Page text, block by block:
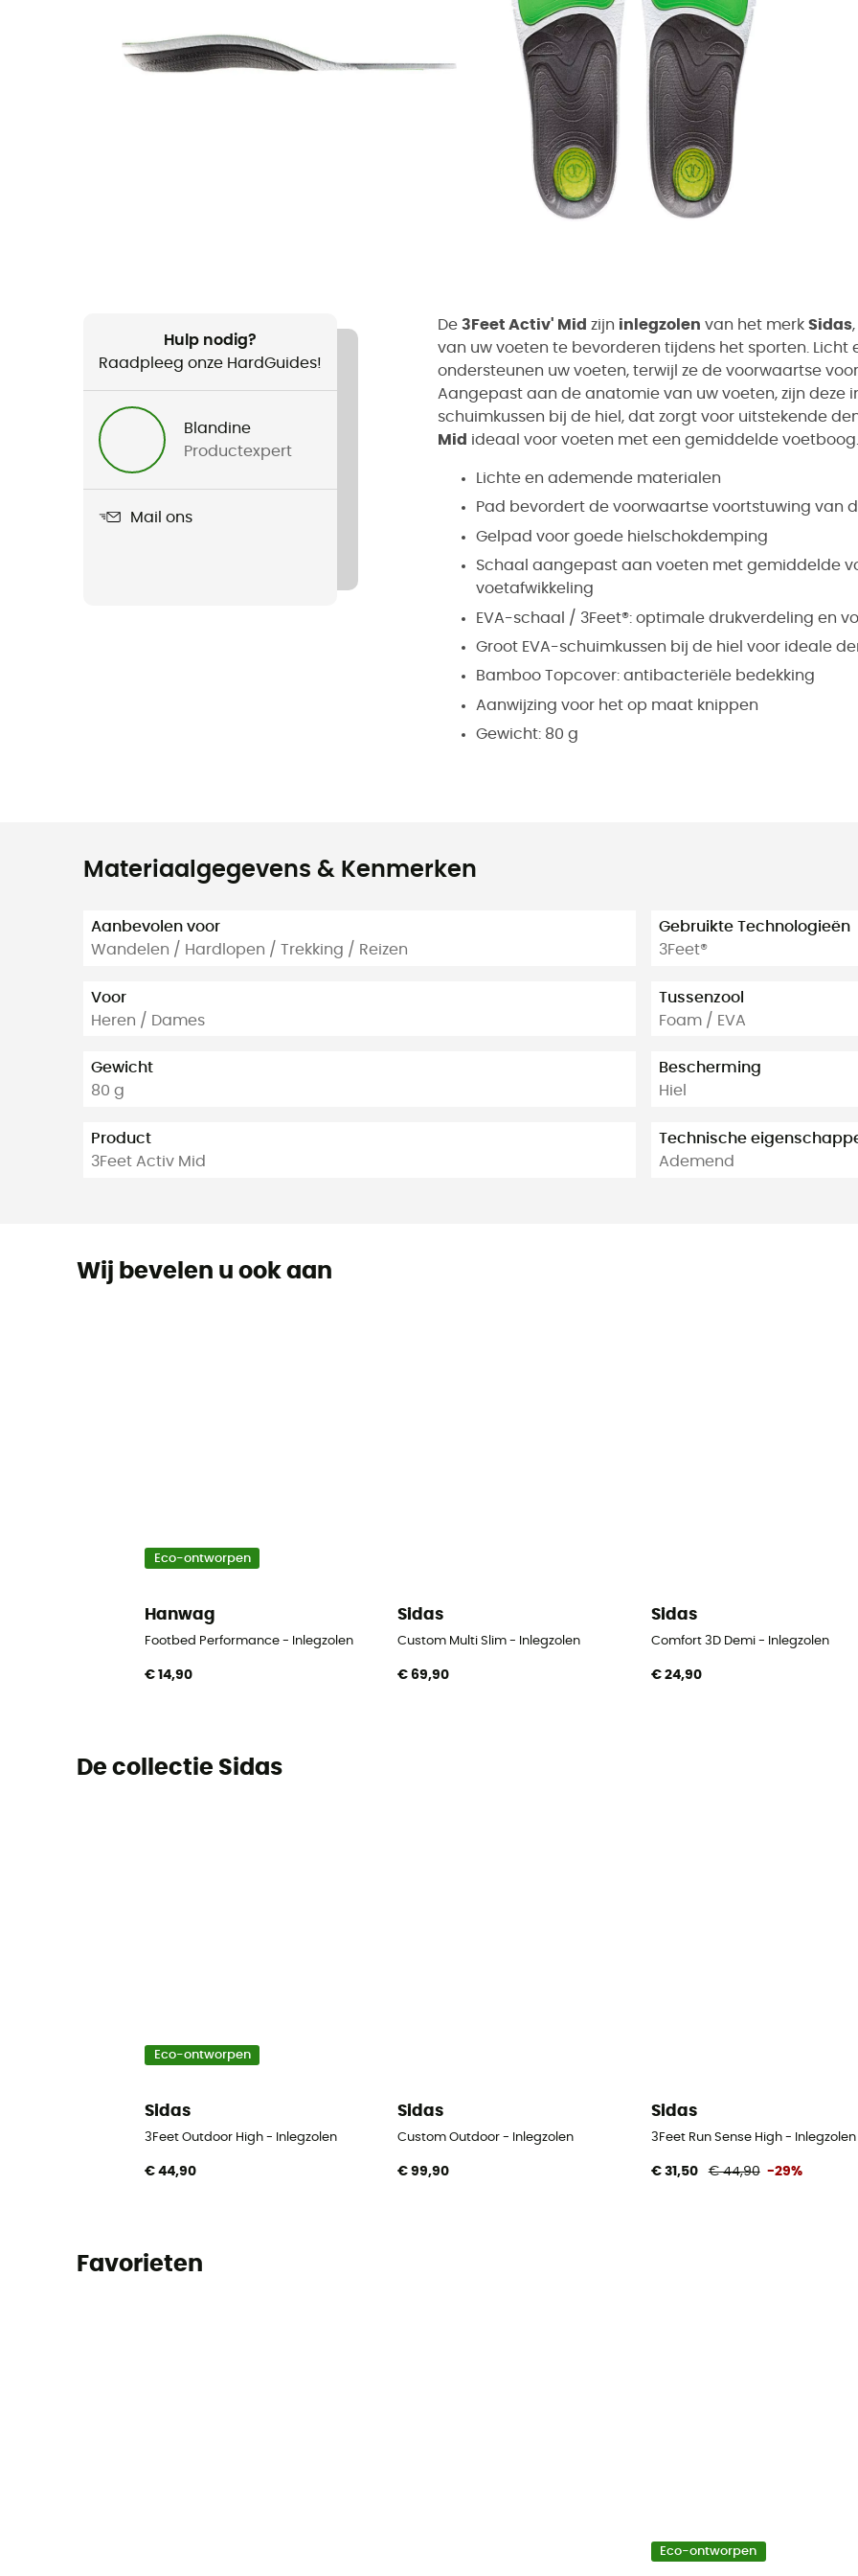
Hulp nodig?
Raadpleeg onze HardGuides!
Blandine
Productexpert
Mail ons
De 3Feet Activ' Mid zijn inlegzolen van het merk Sidas
van uw voeten te bevorderen tijdens het sporten. Licht
ondersteunen uw voeten, terwijl ze de voorwaartse
Aangepast aan de anatomie van uw voeten, zijn deze
schuimkussen bij de hiel, dat zorgt voor uitstekende
Mid ideaal voor voeten met een gemiddelde voetboog.
Lichte en ademende materialen
Pad bevordert de voorwaartse voortstuwing van
Gelpad voor goede hielschokdemping
Schaal aangepast aan voeten met gemiddelde
voetafwikkeling
EVA-schaal / 3Feet®: optimale drukverdeling en
Groot EVA-schuimkussen bij de hiel voor ideale
Bamboo Topcover: antibacteriële bedekking
Aanwijzing voor het op maat knippen
Gewicht: 80 g
Materiaalgegevens & Kenmerken
Aanbevolen voor
Wandelen / Hardlopen / Trekking / Reizen
Voor
Heren / Dames
Gewicht
80 g
Product
3Feet Activ Mid
Gebruikte Technologieën
3Feet®
Tussenzool
Foam / EVA
Bescherming
Hiel
Technische
Ademend
Wij bevelen u ook aan
Eco-ontworpen
Hanwag
Footbed Performance - Inlegzolen
€ 14,90
Sidas
Custom Multi Slim - Inlegzolen
€ 69,90
Sidas
Comfort 3D Demi - Inlegzolen
€ 24,90
De collectie Sidas
Eco-ontworpen
Sidas
3Feet Outdoor High - Inlegzolen
€ 44,90
Sidas
Custom Outdoor - Inlegzolen
€ 99,90
Sidas
3Feet Run Sense High - Inlegzolen
€ 31,50 € 44,90 -29%
Favorieten
Eco-ontworpen